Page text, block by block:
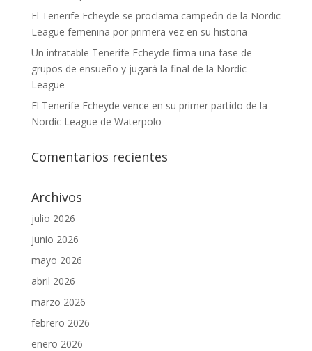
El Tenerife Echeyde se proclama campeón de la Nordic
League femenina por primera vez en su historia
Un intratable Tenerife Echeyde firma una fase de
grupos de ensueño y jugará la final de la Nordic
League
El Tenerife Echeyde vence en su primer partido de la
Nordic League de Waterpolo
Comentarios recientes
Archivos
julio 2026
junio 2026
mayo 2026
abril 2026
marzo 2026
febrero 2026
enero 2026